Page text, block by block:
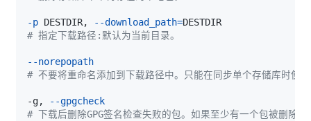
-p DESTDIR, --download_path=
# 指定下载路径:默认为当前目录。
--norepopath
# 不要将重命名添加到下载路径中。只能在同步单个存储库时使
-g,
--gpgcheck
# 下载后删除GPG签名检查失败的包。如果至少有一个包被删除